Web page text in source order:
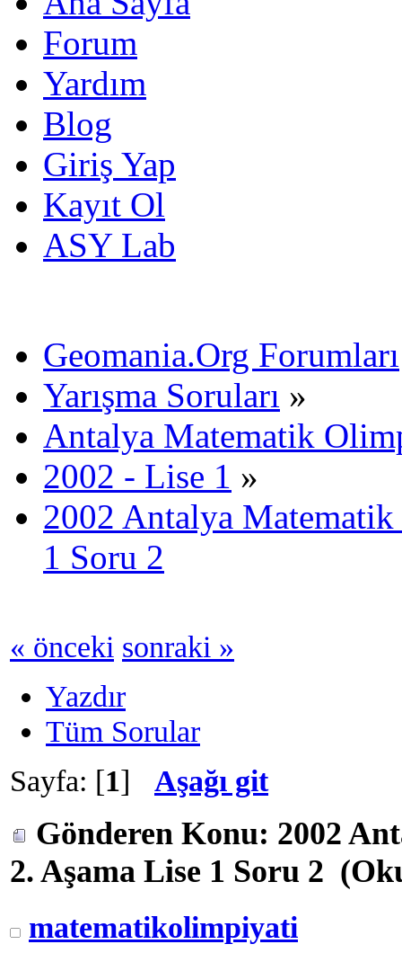
Forum
Yardım
Blog
Giriş Yap
Kayıt Ol
ASY Lab
Geomania.Org Forumları
Yarışma Soruları »
Antalya Matematik
2002 - Lise 1 »
2002 Antalya
1 Soru 2
« önceki sonraki »
Yazdır
Tüm Sorular
Sayfa: [1] Aşağı git
Gönderen Konu: 2002
2. Aşama Lise 1 Soru 2
matematikolimpiyati